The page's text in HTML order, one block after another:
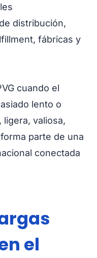
distribución,
fábricas y
cuando el
lento o
valiosa,
parte de una
conectada
el